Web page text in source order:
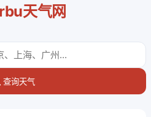
天气网
查询天气